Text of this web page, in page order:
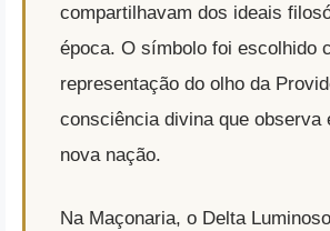
compartilhavam dos ideais
época. O símbolo foi escolhido
representação do olho da
consciência divina que observa
nova nação.
Na Maçonaria, o Delta